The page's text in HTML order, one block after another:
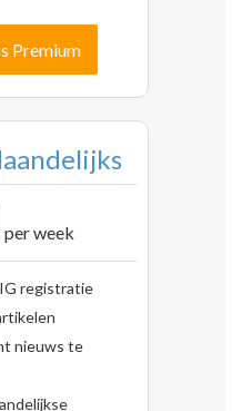
Premium
per week
registratie
nieuws te